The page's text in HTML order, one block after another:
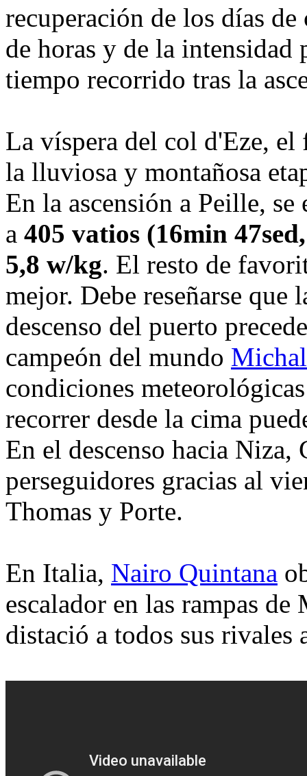
recuperación de los días
de horas y de la intensidad
tiempo recorrido tras la
La víspera del col d'Eze,
la lluviosa y montañosa
En la ascensión a Peille,
a 405 vatios (16min
5,8 w/kg. El resto de
mejor. Debe reseñarse que
descenso del puerto
campeón del mundo
condiciones
recorrer desde la cima
En el descenso hacia Niza,
perseguidores gracias al
Thomas y Porte.
En Italia, Nairo Quintana
escalador en las rampas
distació a todos sus rivales